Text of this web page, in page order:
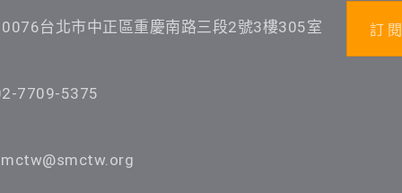
台北市中正區重慶南路三段2號3樓305室
7709-5375
訂